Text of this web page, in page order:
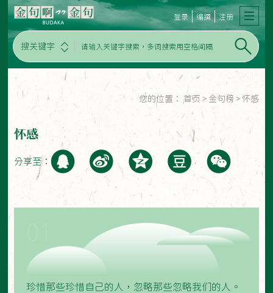
搜关键字
登录 编撰 注册
您的位置： 首页 > 金句榜 > 怀感
怀感
分享至：
珍惜那些珍惜自己的人，忽略那些忽略我们的人。